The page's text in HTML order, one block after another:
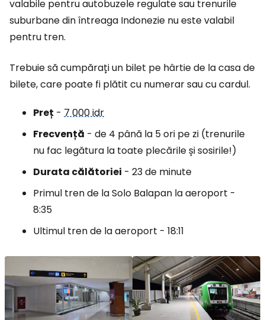
valabile pentru autobuzele regulate sau trenurile
suburbane din întreaga Indonezie nu este valabil
pentru tren.
Trebuie să cumpărați un bilet pe hârtie de la casa de
bilete, care poate fi plătit cu numerar sau cu cardul.
Preț - 7 000 idr
Frecvență - de 4 până la 5 ori pe zi (trenurile
nu fac legătura la toate plecările și sosirile!)
Durata călătoriei - 23 de minute
Primul tren de la Solo Balapan la aeroport -
8:35
Ultimul tren de la aeroport - 18:11